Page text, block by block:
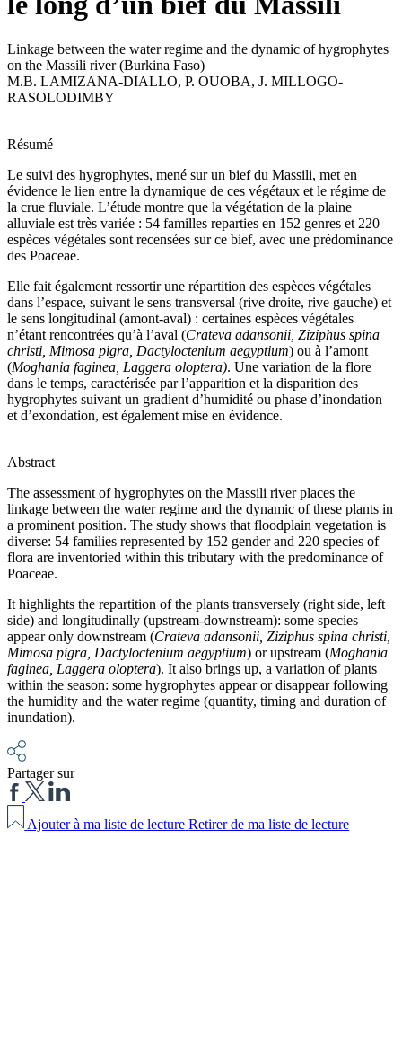
Linkage between the water regime and the dynamic of hygrophytes
on the Massili river (Burkina Faso)
M.B. LAMIZANA-DIALLO, P. OUOBA, J. MILLOGO-
RASOLODIMBY
Résumé
Le suivi des hygrophytes, mené sur un bief du Massili, met en
évidence le lien entre la dynamique de ces végétaux et le régime de
la crue fluviale. L’étude montre que la végétation de la plaine
alluviale est très variée : 54 familles reparties en 152 genres et 220
espèces végétales sont recensées sur ce bief, avec une prédominance
des Poaceae.
Elle fait également ressortir une répartition des espèces végétales
dans l’espace, suivant le sens transversal (rive droite, rive gauche) et
le sens longitudinal (amont-aval) : certaines espèces végétales
n’étant rencontrées qu’à l’aval (Crateva adansonii, Ziziphus spina
christi, Mimosa pigra, Dactyloctenium aegyptium) ou à l’amont
(Moghania faginea, Laggera oloptera). Une variation de la flore
dans le temps, caractérisée par l’apparition et la disparition des
hygrophytes suivant un gradient d’humidité ou phase d’inondation
et d’exondation, est également mise en évidence.
Abstract
The assessment of hygrophytes on the Massili river places the
linkage between the water regime and the dynamic of these plants in
a prominent position. The study shows that floodplain vegetation is
diverse: 54 families represented by 152 gender and 220 species of
flora are inventoried within this tributary with the predominance of
Poaceae.
It highlights the repartition of the plants transversely (right side, left
side) and longitudinally (upstream-downstream): some species
appear only downstream (Crateva adansonii, Ziziphus spina christi,
Mimosa pigra, Dactyloctenium aegyptium) or upstream (Moghania
faginea, Laggera oloptera). It also brings up, a variation of plants
within the season: some hygrophytes appear or disappear following
the humidity and the water regime (quantity, timing and duration of
inundation).
Partager sur
Ajouter à ma liste de lecture Retirer de ma liste de lecture